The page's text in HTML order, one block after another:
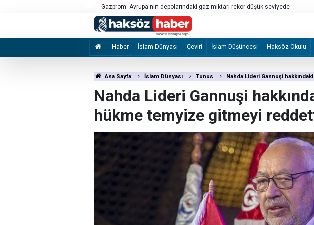
Gazprom: Avrupa'nın depolarındaki gaz miktarı rekor düşük seviyede
Haber İslam Dünyası Çeviri İslam Düşüncesi Haksöz Okulu
Ana Sayfa İslam Dünyası Tunus Nahda Lideri Gannuşi
Nahda Lideri Gannuşi
hükme temyize gitmeyi